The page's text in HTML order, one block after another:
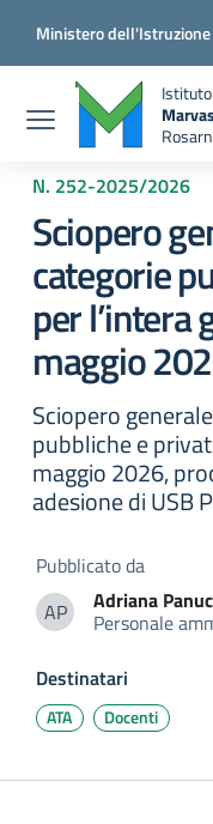
Ministero
N. 252-2025/2026
Sciopero
categorie
per l’intera
maggio
Sciopero
pubbliche e
maggio 2026,
adesione di USB
Pubblicato da
APAdriana Panuccio
Adriana
Personale
Destinatari
ATA Docenti